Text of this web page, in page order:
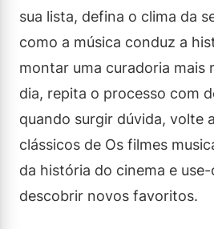
sua lista, defina o clima da
como a música conduz a
montar uma curadoria mais
dia, repita o processo com
quando surgir dúvida, volte
clássicos de Os filmes
da história do cinema e
descobrir novos favoritos.